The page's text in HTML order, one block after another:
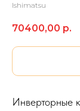
Ishimatsu
70400,00 р.
Инверторные